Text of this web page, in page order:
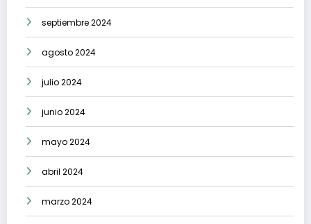
septiembre 2024
agosto 2024
julio 2024
junio 2024
mayo 2024
abril 2024
marzo 2024